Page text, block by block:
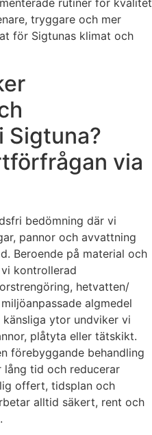
rutiner för kvalitet
tryggare och mer
för Sigtunas klimat och
Sigtuna?
via
bedömning där vi
pannor och avvattning
Beroende på material och
kontrollerad
hetvatten/
algmedel
ytor undviker vi
plåtyta eller tätskikt.
förebyggande behandling
lång tid och reducerar
offert, tidsplan och
alltid säkert, rent och